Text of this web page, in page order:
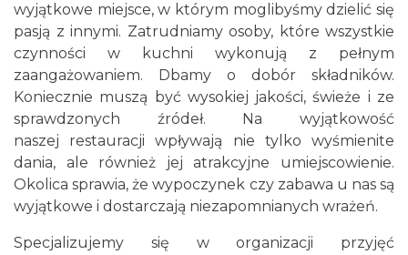
wyjątkowe miejsce, w którym moglibyśmy dzielić się
pasją z innymi. Zatrudniamy osoby, które wszystkie
czynności w kuchni wykonują z pełnym
zaangażowaniem. Dbamy o dobór składników.
Koniecznie muszą być wysokiej jakości, świeże i ze
sprawdzonych źródeł. Na wyjątkowość
naszej restauracji wpływają nie tylko wyśmienite
dania, ale również jej atrakcyjne umiejscowienie.
Okolica sprawia, że wypoczynek czy zabawa u nas są
wyjątkowe i dostarczają niezapomnianych wrażeń.
Specjalizujemy się w organizacji przyjęć